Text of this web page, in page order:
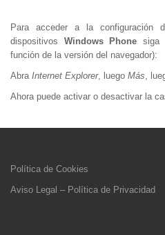
Para acceder a la configuración
dispositivos Windows Phone siga
función de la versión del navegador):
Abra Internet Explorer, luego Más,
Ahora puede activar o desactivar la
Política de Cookies
Aviso Legal – Política de Privacidad